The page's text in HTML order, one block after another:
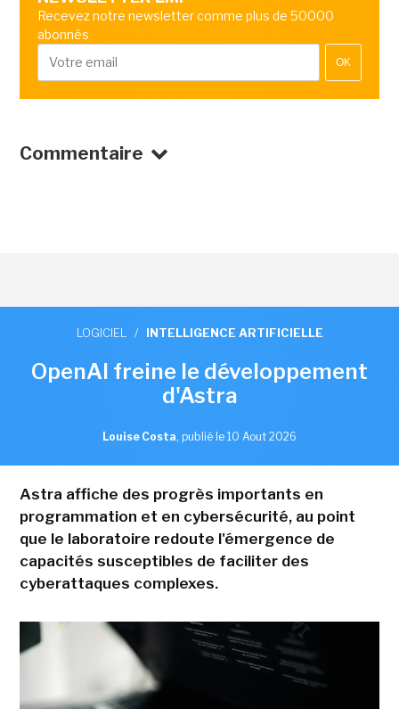
Recevez notre newsletter comme plus de 50000
abonnés
OK
Commentaire
LOGICIEL / INTELLIGENCE ARTIFICIELLE
OpenAI freine le développement
d'Astra
Louise Costa, publié le 10 Aout 2026
Astra affiche des progrès importants en
programmation et en cybersécurité, au point
que le laboratoire redoute l'émergence de
capacités susceptibles de faciliter des
cyberattaques complexes.